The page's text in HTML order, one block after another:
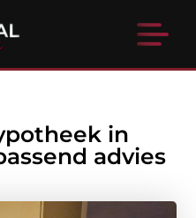
in
advies